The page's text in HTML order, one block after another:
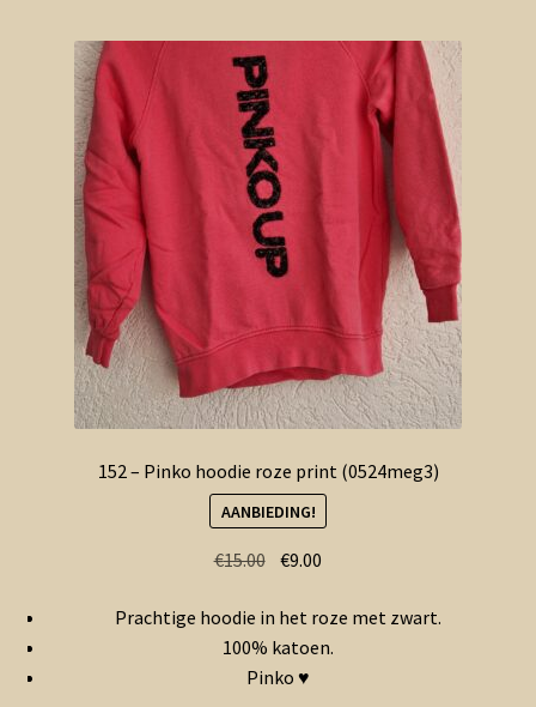
152 – Pinko hoodie roze print (0524meg3)
AANBIEDING!
€15.00 Oorspronkelijke
was:
€15.00.
€9.00
is:
€9.00.
Prachtige hoodie in het roze met zwart.
100% katoen.
Pinko ♥